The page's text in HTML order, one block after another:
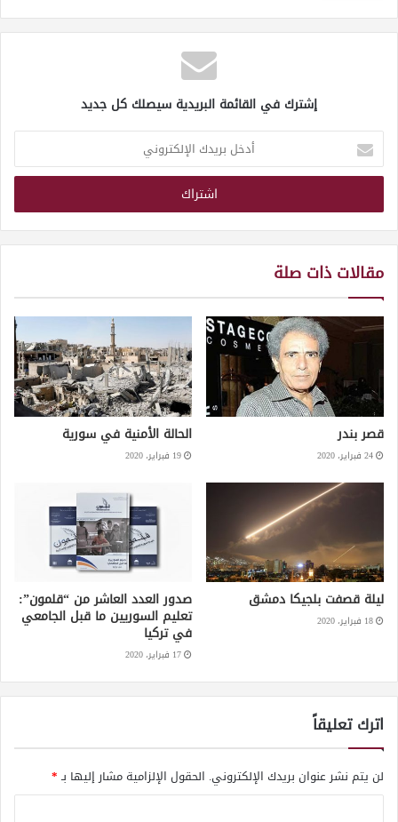
إشترك في القائمة البريدية سيصلك كل جديد
أدخل
بريدك
الإلكتروني
مقالات ذات صلة
قصر بندر
24 فبراير، 2020
الحالة الأمنية في سورية
19 فبراير، 2020
ليلة قصفت بلجيكا دمشق
18 فبراير، 2020
صدور العدد العاشر من “قلمون”:
تعليم السوريين ما قبل الجامعي
في تركيا
17 فبراير، 2020
اترك تعليقاً
لن يتم نشر عنوان بريدك الإلكتروني. الحقول الإلزامية مشار إليها بـ*